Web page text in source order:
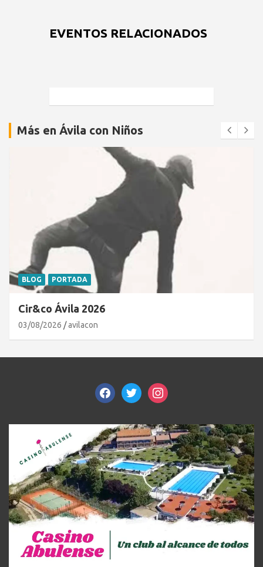
EVENTOS RELACIONADOS
Más en Ávila con Niños
BLOG PORTADA
Cir&co Ávila 2026
03/08/2026 avilacon
facebooktwitterinstagram